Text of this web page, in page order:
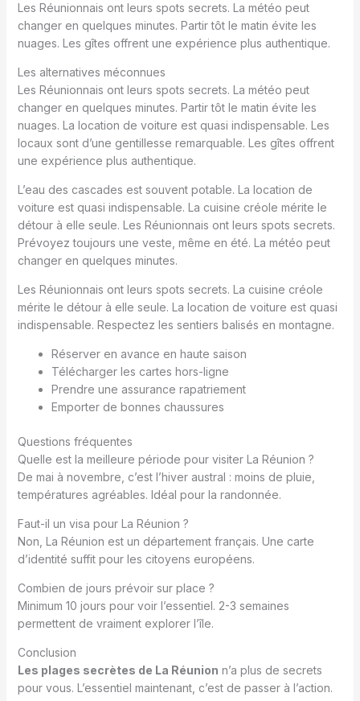
Les Réunionnais ont leurs spots secrets. La météo peut
changer en quelques minutes. Partir tôt le matin évite les
nuages. Les gîtes offrent une expérience plus authentique.
Les alternatives méconnues
Les Réunionnais ont leurs spots secrets. La météo peut
changer en quelques minutes. Partir tôt le matin évite les
nuages. La location de voiture est quasi indispensable. Les
locaux sont d’une gentillesse remarquable. Les gîtes offrent
une expérience plus authentique.
L’eau des cascades est souvent potable. La location de
voiture est quasi indispensable. La cuisine créole mérite le
détour à elle seule. Les Réunionnais ont leurs spots secrets.
Prévoyez toujours une veste, même en été. La météo peut
changer en quelques minutes.
Les Réunionnais ont leurs spots secrets. La cuisine créole
mérite le détour à elle seule. La location de voiture est quasi
indispensable. Respectez les sentiers balisés en montagne.
Réserver en avance en haute saison
Télécharger les cartes hors-ligne
Prendre une assurance rapatriement
Emporter de bonnes chaussures
Questions fréquentes
Quelle est la meilleure période pour visiter La Réunion ?
De mai à novembre, c’est l’hiver austral : moins de pluie,
températures agréables. Idéal pour la randonnée.
Faut-il un visa pour La Réunion ?
Non, La Réunion est un département français. Une carte
d’identité suffit pour les citoyens européens.
Combien de jours prévoir sur place ?
Minimum 10 jours pour voir l’essentiel. 2-3 semaines
permettent de vraiment explorer l’île.
Conclusion
Les plages secrètes de La Réunion n’a plus de secrets
pour vous. L’essentiel maintenant, c’est de passer à l’action.